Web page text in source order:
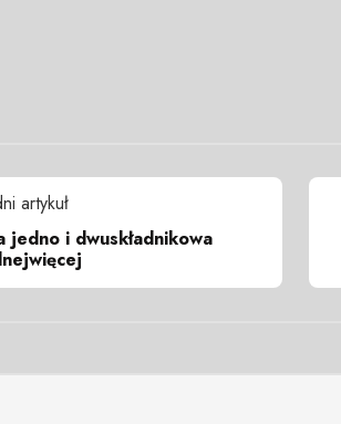
artykuł
jedno i dwuskładnikowa